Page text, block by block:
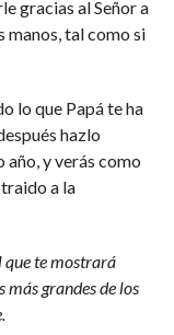
gracias al Señor a
manos, tal como si
lo que Papá te ha
hazlo
y verás como
a la
que te mostrará
grandes de los